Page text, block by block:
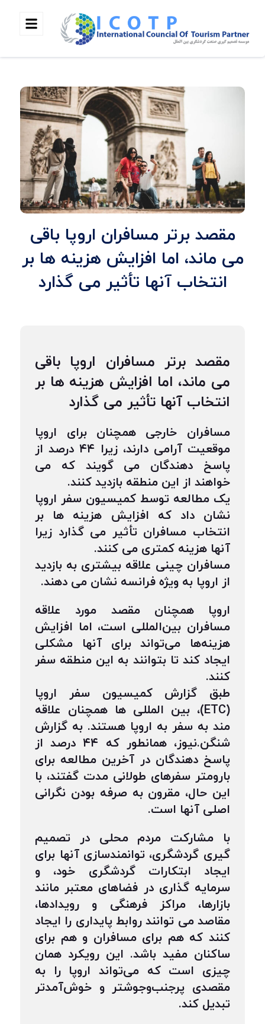
مقصد برتر مسافران اروپا باقی
می ماند، اما افزایش هزینه ها بر
انتخاب آنها تأثیر می گذارد
مقصد برتر مسافران اروپا باقی
می ماند، اما افزایش هزینه ها بر
انتخاب آنها تأثیر می گذارد
مسافران خارجی همچنان برای اروپا
موقعیت آرامی دارند، زیرا ۴۴ درصد از
پاسخ دهندگان می گویند که می
خواهند از این منطقه بازدید کنند.
یک مطالعه توسط کمیسیون سفر اروپا
نشان داد که افزایش هزینه ها بر
انتخاب مسافران تأثیر می گذارد زیرا
آنها هزینه کمتری می کنند.
مسافران چینی علاقه بیشتری به بازدید
از اروپا به ویژه فرانسه نشان می دهند.
اروپا همچنان مقصد مورد علاقه
مسافران بین‌المللی است، اما افزایش
هزینه‌ها می‌تواند برای آنها مشکلی
ایجاد کند تا بتوانند به این منطقه سفر
کنند.
طبق گزارش کمیسیون سفر اروپا
(ETC)، بین المللی ها همچنان علاقه
مند به سفر به اروپا هستند. به گزارش
شنگن.نیوز، همانطور که ۴۴ درصد از
پاسخ دهندگان در آخرین مطالعه برای
بارومتر سفرهای طولانی مدت گفتند، با
این حال، مقرون به صرفه بودن نگرانی
اصلی آنها است.
با مشارکت مردم محلی در تصمیم
گیری گردشگری، توانمندسازی آنها برای
ایجاد ابتکارات گردشگری خود، و
سرمایه گذاری در فضاهای معتبر مانند
بازارها، مراکز فرهنگی و رویدادها،
مقاصد می توانند روابط پایداری را ایجاد
کنند که هم برای مسافران و هم برای
ساکنان مفید باشد. این رویکرد همان
چیزی است که می‌تواند اروپا را به
مقصدی پرجنب‌وجوشتر و خوش‌آمدتر
تبدیل کند.